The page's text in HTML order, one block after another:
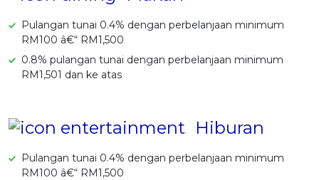
Pulangan tunai 0.4% dengan perbelanjaan minimum
RM100 â€“ RM1,500
0.8% pulangan tunai dengan perbelanjaan minimum
RM1,501 dan ke atas
Hiburan
Pulangan tunai 0.4% dengan perbelanjaan minimum
RM100 â€“ RM1,500